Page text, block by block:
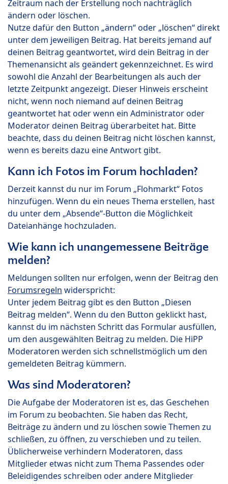
Zeitraum nach der Erstellung noch nachträglich
ändern oder löschen.
Nutze dafür den Button „ändern“ oder „löschen“ direkt
unter dem jeweiligen Beitrag. Hat bereits jemand auf
deinen Beitrag geantwortet, wird dein Beitrag in der
Themenansicht als geändert gekennzeichnet. Es wird
sowohl die Anzahl der Bearbeitungen als auch der
letzte Zeitpunkt angezeigt. Dieser Hinweis erscheint
nicht, wenn noch niemand auf deinen Beitrag
geantwortet hat oder wenn ein Administrator oder
Moderator deinen Beitrag überarbeitet hat. Bitte
beachte, dass du deinen Beitrag nicht löschen kannst,
wenn es bereits dazu eine Antwort gibt.
Kann ich Fotos im Forum hochladen?
Derzeit kannst du nur im Forum „Flohmarkt“ Fotos
hinzufügen. Wenn du ein neues Thema erstellen, hast
du unter dem „Absende“-Button die Möglichkeit
Dateianhänge hochzuladen.
Wie kann ich unangemessene Beiträge
melden?
Meldungen sollten nur erfolgen, wenn der Beitrag den
Forumsregeln widerspricht:
Unter jedem Beitrag gibt es den Button „Diesen
Beitrag melden“. Wenn du den Button geklickt hast,
kannst du im nächsten Schritt das Formular ausfüllen,
um den ausgewählten Beitrag zu melden. Die HiPP
Moderatoren werden sich schnellstmöglich um den
gemeldeten Beitrag kümmern.
Was sind Moderatoren?
Die Aufgabe der Moderatoren ist es, das Geschehen
im Forum zu beobachten. Sie haben das Recht,
Beiträge zu ändern und zu löschen sowie Themen zu
schließen, zu öffnen, zu verschieben und zu teilen.
Üblicherweise verhindern Moderatoren, dass
Mitglieder etwas nicht zum Thema Passendes oder
Beleidigendes schreiben oder andere Mitglieder